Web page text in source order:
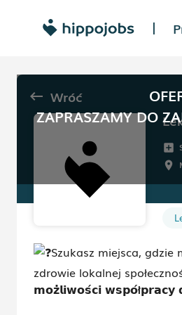
|
ZAPRASZAMY DO
keyboard_backspace Wróć
add_box
room
Szukasz miejsca, gdzie
zdrowie lokalnej
𝗺𝗼𝘇̇𝗹𝗶𝘄𝗼𝘀́𝗰𝗶 𝘄𝘀𝗽𝗼́ł𝗽𝗿𝗮𝗰𝘆